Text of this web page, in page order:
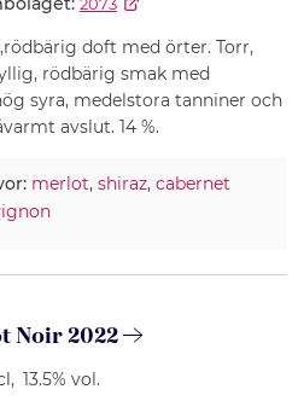
doft med örter. Torr,
rödbärig smak med
syra, medelstora tanniner och
avslut. 14 %.
merlot, shiraz, cabernet
Noir 2022
, 13.5% vol.